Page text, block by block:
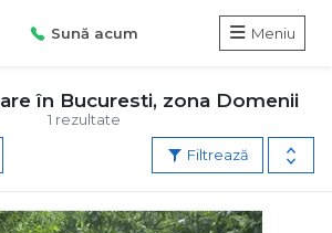
Sună acum Meniu
1 rezultate
în Bucuresti, zona Domenii
Filtrează